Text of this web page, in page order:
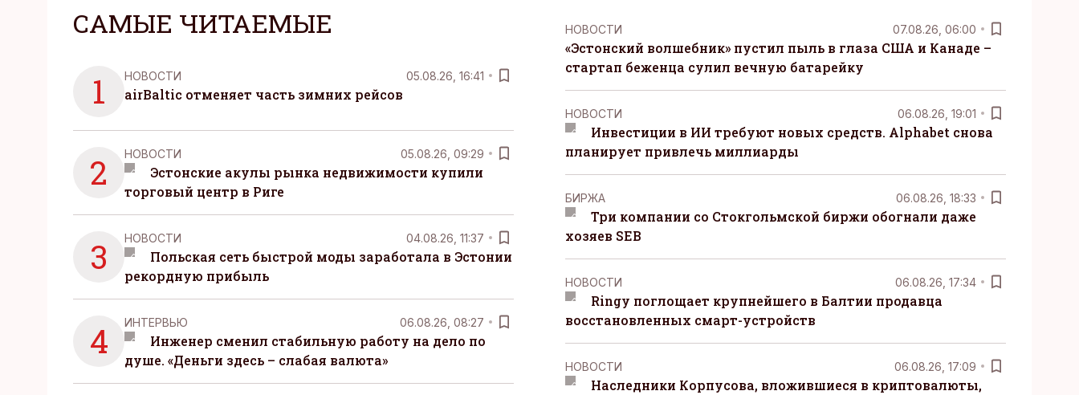
САМЫЕ ЧИТАЕМЫЕ
1 НОВОСТИ 05.08.26, 16:41
airBaltic отменяет часть зимних рейсов
2 НОВОСТИ 05.08.26, 09:29
Эстонские акулы рынка недвижимости купили
торговый центр в Риге
3 НОВОСТИ 04.08.26, 11:37
Польская сеть быстрой моды заработала в Эстонии
рекордную прибыль
4 ИНТЕРВЬЮ 06.08.26, 08:27
Инженер сменил стабильную работу на дело по
душе. «Деньги здесь – слабая валюта»
НОВОСТИ 07.08.26, 06:00
«Эстонский волшебник» пустил пыль в глаза США и Канаде –
стартап беженца сулил вечную батарейку
НОВОСТИ 06.08.26, 19:01
Инвестиции в ИИ требуют новых средств. Alphabet снова
планирует привлечь миллиарды
БИРЖА 06.08.26, 18:33
Три компании со Стокгольмской биржи обогнали даже
хозяев SEB
НОВОСТИ 06.08.26, 17:34
Ringy поглощает крупнейшего в Балтии продавца
восстановленных смарт-устройств
НОВОСТИ 06.08.26, 17:09
Наследники Корпусова, вложившиеся в криптовалюты,